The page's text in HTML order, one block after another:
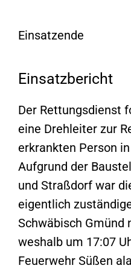
Einsatzende
Einsatzbericht
Der Rettungsdienst
eine Drehleiter zur
erkrankten Person
Aufgrund der
und Straßdorf war
eigentlich
Schwäbisch Gmünd
weshalb um 17:07
Feuerwehr Süßen